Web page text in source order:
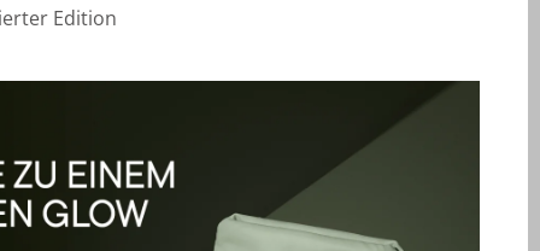
Edition